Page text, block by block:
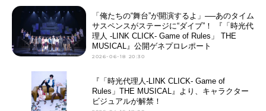
「俺たちの“舞台”が開演するよ」──あのタイム
サスペンスがステージに“ダイブ”！ 『「時光代
理人 -LINK CLICK- Game of Rules」 THE
MUSICAL』公開ゲネプロレポート
2026-06-18 20:30
『「時光代理人-LINK CLICK- Game of
Rules」THE MUSICAL』より、キャラクター
ビジュアルが解禁！